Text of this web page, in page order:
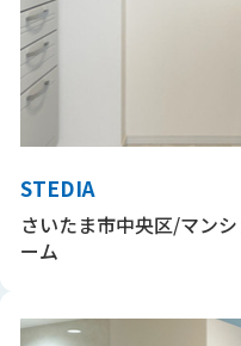
STEDIA
さいたま市中央区/マン
ーム